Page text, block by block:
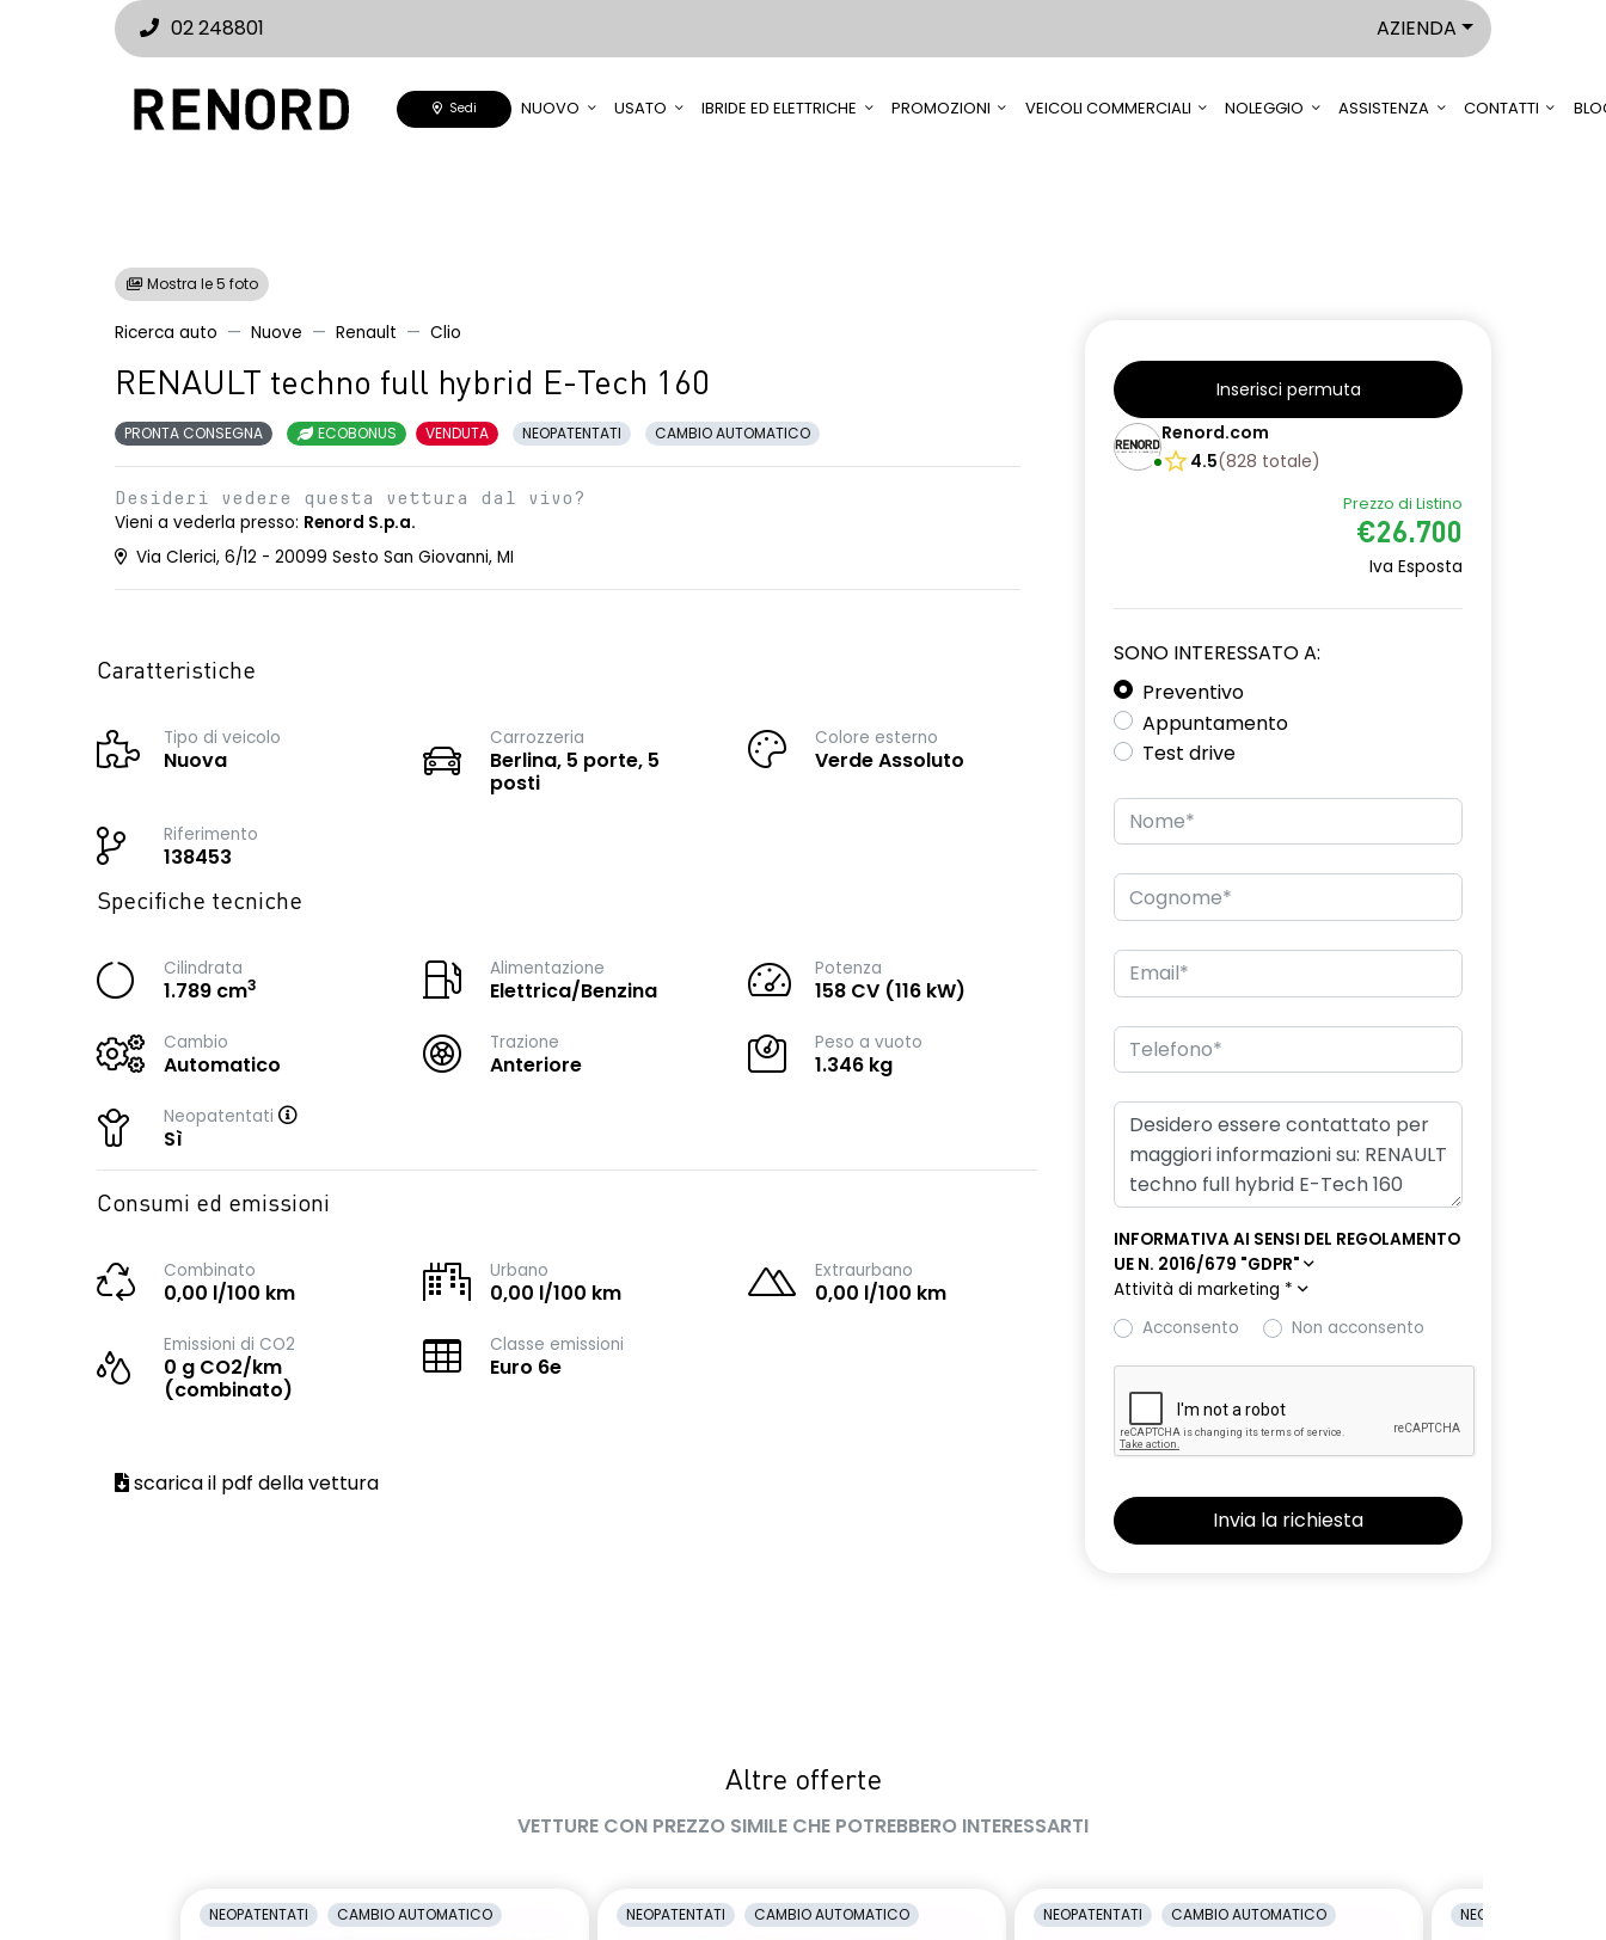
02 248801 AZIENDA
Sedi NUOVO USATO IBRIDE ED ELETTRICHE PROMOZIONI VEICOLI COMMERCIALI NOLEGGIO ASSISTENZA CONTATTI
Mostra le 5 foto
Ricerca auto Nuove Renault Clio
RENAULT techno full hybrid E-Tech 160
PRONTA CONSEGNA ECOBONUS VENDUTA NEOPATENTATI CAMBIO AUTOMATICO
Desideri vedere questa vettura dal vivo?
Vieni a vederla presso: Renord S.p.a.
Via Clerici, 6/12 - 20099 Sesto San Giovanni, MI
Caratteristiche
Tipo di veicolo
Nuova
Carrozzeria
Berlina, 5 porte, 5
posti
Colore esterno
Verde Assoluto
Riferimento
138453
Specifiche tecniche
Cilindrata
1.789 cm3
Alimentazione
Elettrica/Benzina
Potenza
158 CV (116 kW)
Cambio
Automatico
Trazione
Anteriore
Peso a vuoto
1.346 kg
Neopatentati
Sì
Consumi ed emissioni
Combinato
0,00 l/100 km
Urbano
0,00 l/100 km
Extraurbano
0,00 l/100 km
Emissioni di CO2
0 g CO2/km
(combinato)
Classe emissioni
Euro 6e
scarica il pdf della vettura
Inserisci permuta
Renord.com
4.5(828 totale)
Prezzo di Listino
€26.700
Iva Esposta
SONO INTERESSATO A:
Preventivo
Appuntamento
Test drive
INFORMATIVA AI SENSI DEL REGOLAMENTO
UE N. 2016/679 "GDPR"
Attività di marketing *
Acconsento
Non acconsento
Altre offerte
VETTURE CON PREZZO SIMILE CHE POTREBBERO INTERESSARTI
NEOPATENTATI CAMBIO AUTOMATICO NEOPATENTATI CAMBIO AUTOMATICO NEOPATENTATI CAMBIO AUTOMATICO NEOPATENTATI